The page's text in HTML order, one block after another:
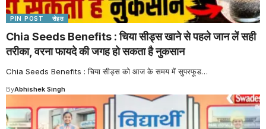
PIN POST सेहत
Chia Seeds Benefits : चिया सीड्स खाने से पहले जान लें सही
तरीका, वरना फायदे की जगह हो सकता है नुकसान
Chia Seeds Benefits : चिया सीड्स को आज के समय में सुपरफूड…
ByAbhishek Singh